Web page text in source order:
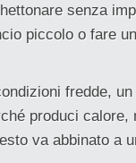
senza
piccolo o fare
fredde,
produci calore,
va abbinato a